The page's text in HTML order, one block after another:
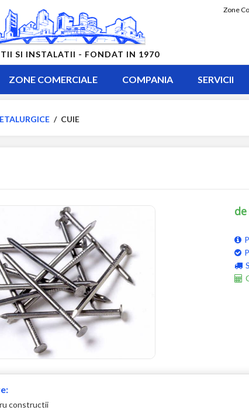
SI INSTALATII - FONDAT IN 1970
Zone
ZONE COMERCIALE COMPANIA SERVICII
/ CUIE
constructii